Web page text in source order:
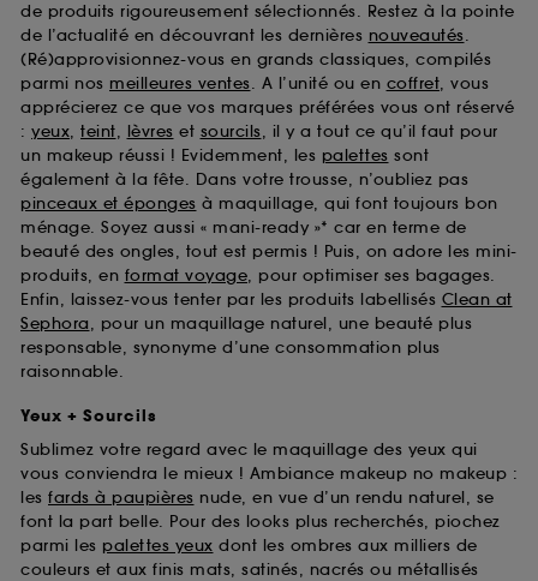
de produits rigoureusement sélectionnés. Restez à la pointe
de l’actualité en découvrant les dernières nouveautés.
(Ré)approvisionnez-vous en grands classiques, compilés
parmi nos meilleures ventes. A l’unité ou en coffret, vous
apprécierez ce que vos marques préférées vous ont réservé
: yeux, teint, lèvres et sourcils, il y a tout ce qu’il faut pour
un makeup réussi ! Evidemment, les palettes sont
également à la fête. Dans votre trousse, n’oubliez pas
pinceaux et éponges à maquillage, qui font toujours bon
ménage. Soyez aussi « mani-ready »* car en terme de
beauté des ongles, tout est permis ! Puis, on adore les mini-
produits, en format voyage, pour optimiser ses bagages.
Enfin, laissez-vous tenter par les produits labellisés Clean at
Sephora, pour un maquillage naturel, une beauté plus
responsable, synonyme d’une consommation plus
raisonnable.
Yeux + Sourcils
Sublimez votre regard avec le maquillage des yeux qui
vous conviendra le mieux ! Ambiance makeup no makeup :
les fards à paupières nude, en vue d’un rendu naturel, se
font la part belle. Pour des looks plus recherchés, piochez
parmi les palettes yeux dont les ombres aux milliers de
couleurs et aux finis mats, satinés, nacrés ou métallisés